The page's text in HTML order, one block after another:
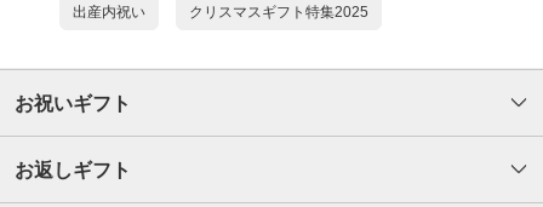
出産内祝い クリスマスギフト特集2025
お祝いギフト
お返しギフト